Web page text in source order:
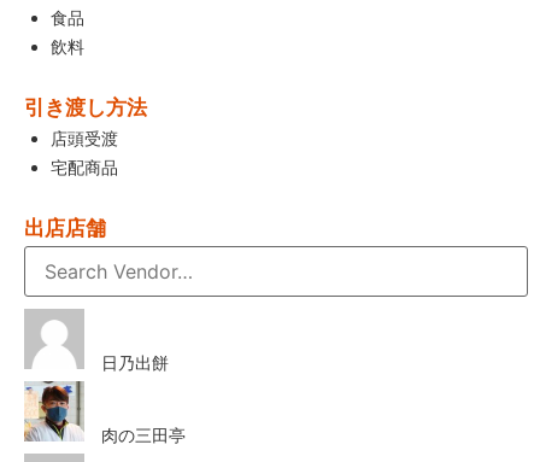
食品
飲料
引き渡し方法
店頭受渡
宅配商品
出店店舗
日乃出餅
肉の三田亭